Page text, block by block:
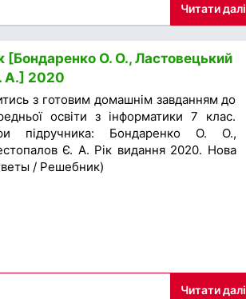
Читати далі
[Бондаренко О. О., Ластовецький
А.] 2020
з готовим домашнім завданням до
освіти з інформатики 7 клас.
підручника: Бондаренко О. О.,
Є. А. Рік видання 2020. Нова
/ Решебник)
Читати далі